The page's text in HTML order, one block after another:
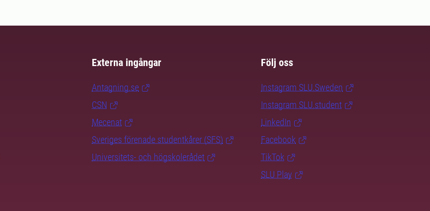
Externa ingångar
Antagning.se
CSN
Mecenat
Sveriges förenade studentkårer (SFS)
Universitets- och högskolerådet
Följ oss
Instagram SLU.Sweden
Instagram SLU.student
LinkedIn
Facebook
TikTok
SLU Play